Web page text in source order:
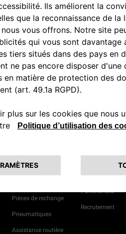
la suspension du traitement lorsque
Données dans un format structuré,
Données lorsque la demande est
en cas de traitement illégal des
S.p.A, Corso Giovanni Agnelli
SERVICES
Pièces de rechange
Pneumatiques
Assistance routière
Actualités
Partenariats
Recrutement